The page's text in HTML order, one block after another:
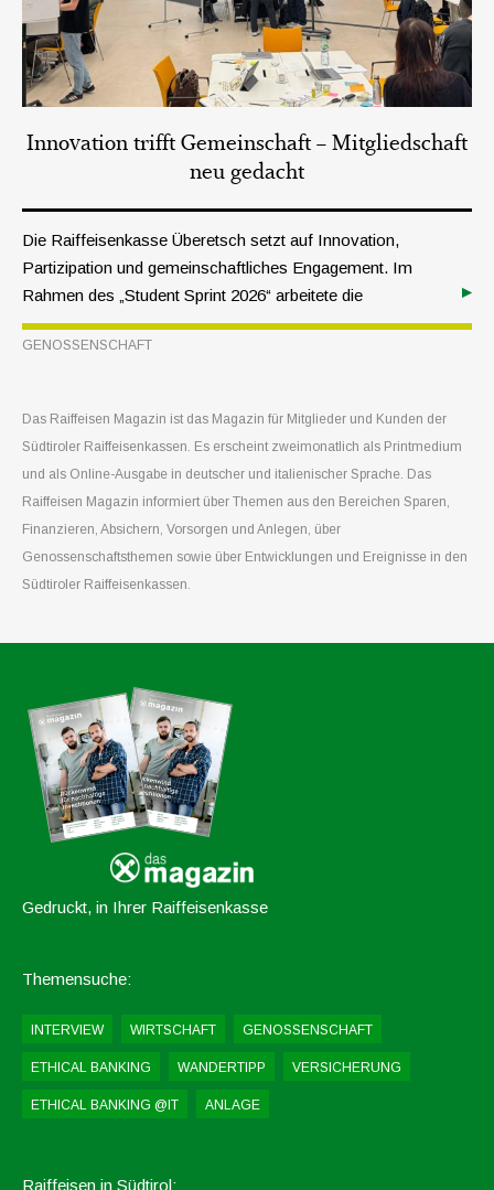
Innovation trifft Gemeinschaft – Mitgliedschaft
neu gedacht
Die Raiffeisenkasse Überetsch setzt auf Innovation,
Partizipation und gemeinschaftliches Engagement. Im
Rahmen des „Student Sprint 2026“ arbeitete die
Raiffeisenkasse gemeinsam mit jungen Menschen aus
ganz Europa eine Woche lang intensiv am Thema
GENOSSENSCHAFT
Das Raiffeisen Magazin ist das Magazin für Mitglieder und Kunden der
Südtiroler Raiffeisenkassen. Es erscheint zweimonatlich als Printmedium
und als Online-Ausgabe in deutscher und italienischer Sprache. Das
Raiffeisen Magazin informiert über Themen aus den Bereichen Sparen,
Finanzieren, Absichern, Vorsorgen und Anlegen, über
Genossenschaftsthemen sowie über Entwicklungen und Ereignisse in den
Südtiroler Raiffeisenkassen.
Gedruckt, in Ihrer Raiffeisenkasse
Themensuche:
INTERVIEW WIRTSCHAFT GENOSSENSCHAFT
ETHICAL BANKING WANDERTIPP VERSICHERUNG
ETHICAL BANKING @IT ANLAGE
Raiffeisen in Südtirol: